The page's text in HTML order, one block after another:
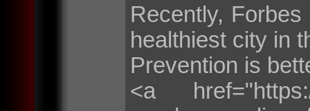
Recently,
healthiest city in
Prevention is
<a